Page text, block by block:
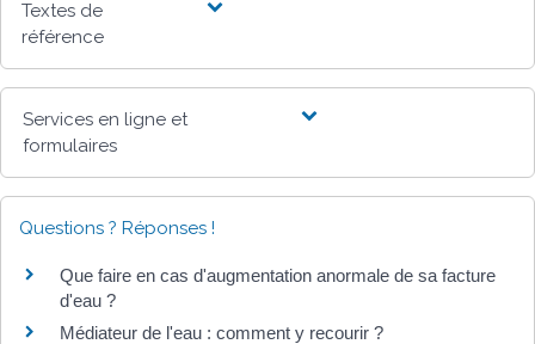
Textes de
référence
Services en ligne et
formulaires
Questions ? Réponses !
Que faire en cas d'augmentation anormale de sa facture
d'eau ?
Médiateur de l'eau : comment y recourir ?